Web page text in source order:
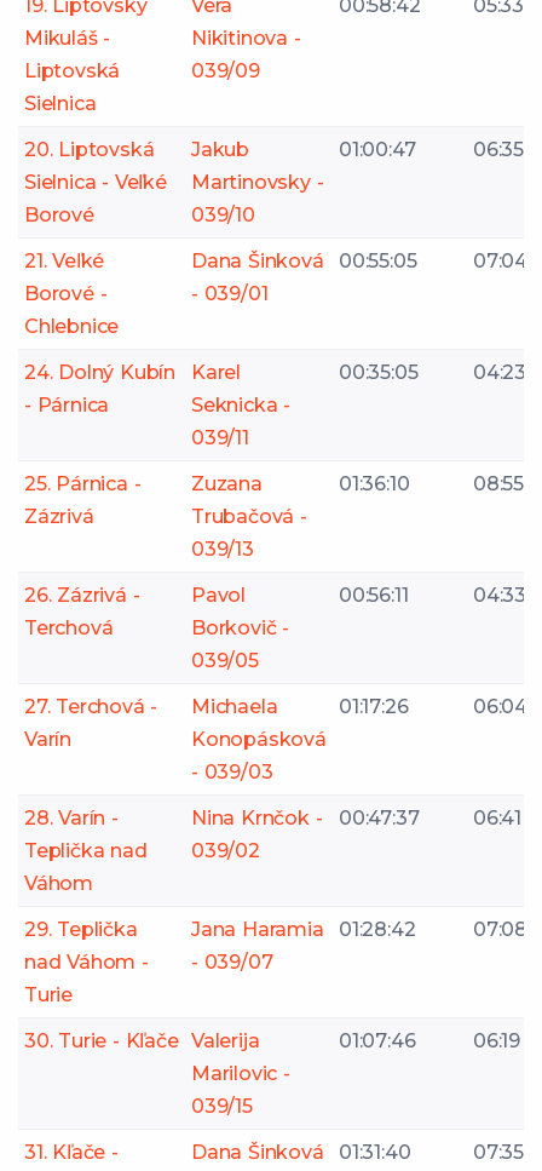
19. Liptovský
Mikuláš -
Liptovská
Sielnica
Vera
Nikitinova -
039/09
00:58:42 05:33
20. Liptovská
Sielnica - Veľké
Borové
Jakub
Martinovsky -
039/10
01:00:47 06:35
21. Veľké
Borové -
Chlebnice
Dana Šinková
- 039/01
00:55:05 07:04
24. Dolný Kubín
- Párnica
Karel
Seknicka -
039/11
00:35:05 04:23
25. Párnica -
Zázrivá
Zuzana
Trubačová -
039/13
01:36:10 08:55
26. Zázrivá -
Terchová
Pavol
Borkovič -
039/05
00:56:11 04:33
27. Terchová -
Varín
Michaela
Konopásková
- 039/03
01:17:26 06:04
28. Varín -
Teplička nad
Váhom
Nina Krnčok -
039/02
00:47:37 06:41
29. Teplička
nad Váhom -
Turie
Jana Haramia
- 039/07
01:28:42 07:08
30. Turie - Kľače Valerija
Marilovic -
039/15
01:07:46 06:19
31. Kľače -
Dana Šinková
01:31:40 07:35